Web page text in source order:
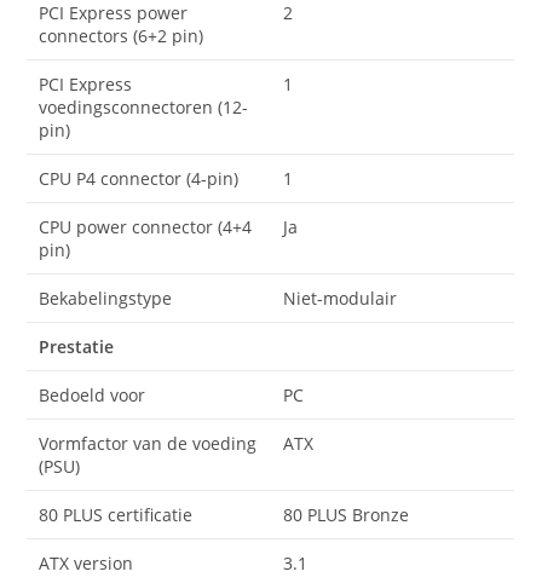
PCI Express power
connectors (6+2 pin)
2
PCI Express
voedingsconnectoren (12-
pin)
1
CPU P4 connector (4-pin) 1
CPU power connector (4+4
pin)
Ja
Bekabelingstype Niet-modulair
Prestatie
Bedoeld voor PC
Vormfactor van de voeding
(PSU)
ATX
80 PLUS certificatie 80 PLUS Bronze
ATX version 3.1